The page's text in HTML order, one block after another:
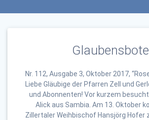
Glaubensbote
Nr. 112, Ausgabe 3, Oktober 2017,
Liebe Gläubige der Pfarren Zell und
und Abonnenten! Vor kurzem
Alick aus Sambia. Am 13. Oktober
Zillertaler Weihbischof Hansjörg Hofer